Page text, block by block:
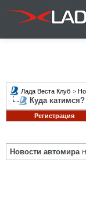
Лада Веста Клуб >
Куда
Регистрация
Новости автомира